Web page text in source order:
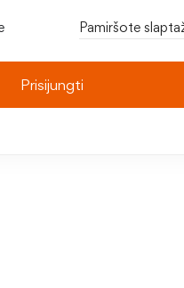
Pamiršote
Prisijungti